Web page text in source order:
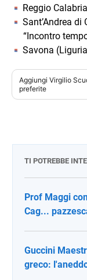
Reggio
Sant’Andrea
“Incontro
Savona
Aggiungi Virgilio
preferite
TI POTREBBE
Prof Maggi
Cag...
Guccini
greco: